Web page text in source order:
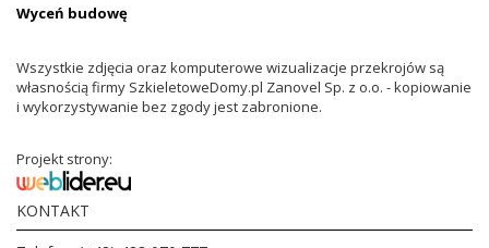
Wyceń budowę
Wszystkie zdjęcia oraz komputerowe wizualizacje przekrojów są
własnością firmy SzkieletoweDomy.pl Zanovel Sp. z o.o. - kopiowanie
i wykorzystywanie bez zgody jest zabronione.
Projekt strony:
KONTAKT